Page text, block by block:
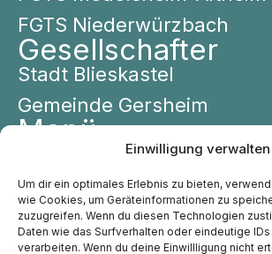
Einwilligung verwalten
Um dir ein optimales Erlebnis zu bieten,
wie Cookies, um Geräteinformationen zu
zuzugreifen. Wenn du diesen Technologien
Daten wie das Surfverhalten oder eindeutige
verarbeiten. Wenn du deine Einwillligung nicht
FGTS Niederwürzbach
Gesellschafter
Stadt Blieskastel
Gemeinde Gersheim
Menü
Über Uns
Einrichtungen
Kontakt